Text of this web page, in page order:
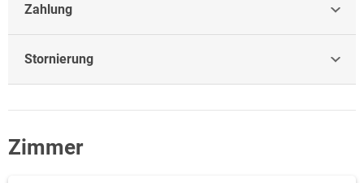
Zahlung
Stornierung
Zimmer